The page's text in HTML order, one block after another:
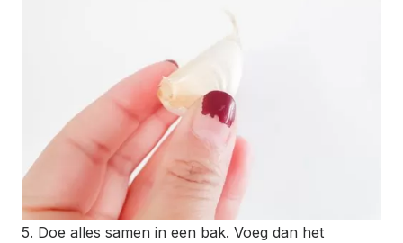
5. Doe alles samen in een bak. Voeg dan het